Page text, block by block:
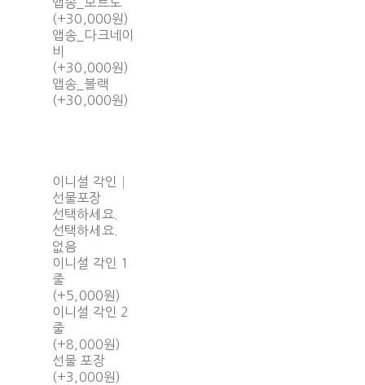
앱송_보르도
(+30,000원)
앱송_다크네이
비
(+30,000원)
앱송_블랙
(+30,000원)
이니셜 각인│
선물포장
선택하세요.
선택하세요.
없음
이니셜 각인 1
줄
(+5,000원)
이니셜 각인 2
줄
(+8,000원)
선물 포장
(+3,000원)